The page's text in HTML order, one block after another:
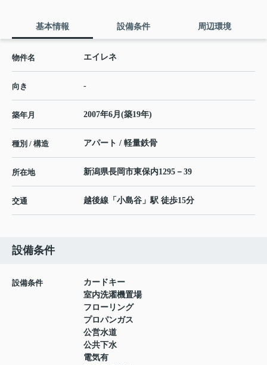
基本情報 設備条件 周辺環境
物件名 エイレネ
向き -
築年月 2007年6月(築19年)
種別 / 構造 アパート / 軽量鉄骨
所在地 新潟県長岡市東保内1295－39
交通 越後線 「 小島谷 」駅 徒歩15分
設備条件
設備条件
カードキー
室内洗濯機置場
フローリング
プロパンガス
公営水道
公共下水
電気有